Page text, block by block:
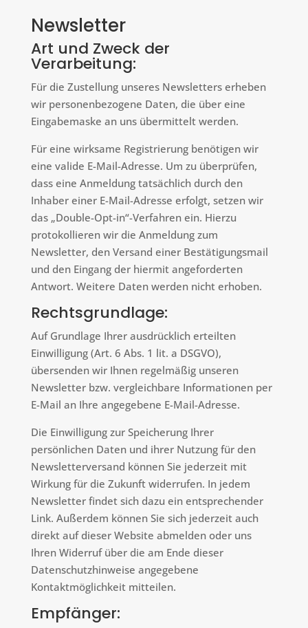
Newsletter
Art und Zweck der
Verarbeitung:
Für die Zustellung unseres Newsletters erheben
wir personenbezogene Daten, die über eine
Eingabemaske an uns übermittelt werden.
Für eine wirksame Registrierung benötigen wir
eine valide E-Mail-Adresse. Um zu überprüfen,
dass eine Anmeldung tatsächlich durch den
Inhaber einer E-Mail-Adresse erfolgt, setzen wir
das „Double-Opt-in“-Verfahren ein. Hierzu
protokollieren wir die Anmeldung zum
Newsletter, den Versand einer Bestätigungsmail
und den Eingang der hiermit angeforderten
Antwort. Weitere Daten werden nicht erhoben.
Rechtsgrundlage:
Auf Grundlage Ihrer ausdrücklich erteilten
Einwilligung (Art. 6 Abs. 1 lit. a DSGVO),
übersenden wir Ihnen regelmäßig unseren
Newsletter bzw. vergleichbare Informationen per
E-Mail an Ihre angegebene E-Mail-Adresse.
Die Einwilligung zur Speicherung Ihrer
persönlichen Daten und ihrer Nutzung für den
Newsletterversand können Sie jederzeit mit
Wirkung für die Zukunft widerrufen. In jedem
Newsletter findet sich dazu ein entsprechender
Link. Außerdem können Sie sich jederzeit auch
direkt auf dieser Website abmelden oder uns
Ihren Widerruf über die am Ende dieser
Datenschutzhinweise angegebene
Kontaktmöglichkeit mitteilen.
Empfänger: